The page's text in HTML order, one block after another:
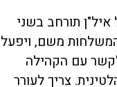
תורחב בשני
משם, ויפעל
עם הקהילה
צריך לעורר